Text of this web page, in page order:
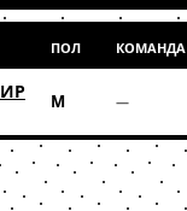
ПОЛ КОМАНДА
М —